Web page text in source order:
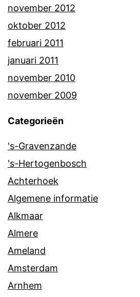
november 2012
oktober 2012
februari 2011
januari 2011
november 2010
november 2009
Categorieën
's-Gravenzande
's-Hertogenbosch
Achterhoek
Algemene informatie
Alkmaar
Almere
Ameland
Amsterdam
Arnhem